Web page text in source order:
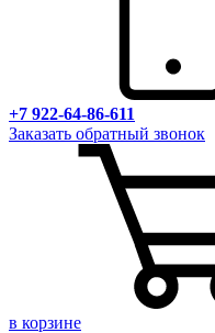
+7 922-64-86-611
Заказать обратный звонок
в корзине